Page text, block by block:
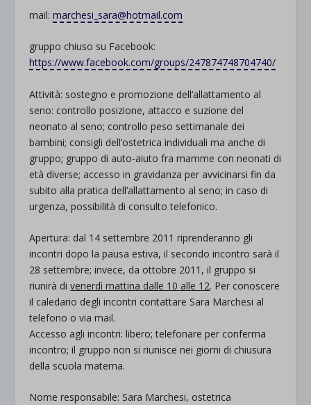
mail:marchesi_sara@hotmail.com
gruppo chiuso su Facebook:
https://www.facebook.com/groups/247874748704740/
Attività: sostegno e promozione dell’allattamento al
seno: controllo posizione, attacco e suzione del
neonato al seno; controllo peso settimanale dei
bambini; consigli dell’ostetrica individuali ma anche di
gruppo; gruppo di auto-aiuto fra mamme con neonati di
età diverse; accesso in gravidanza per avvicinarsi fin da
subito alla pratica dell’allattamento al seno; in caso di
urgenza, possibilità di consulto telefonico.
Apertura: dal 14 settembre 2011 riprenderanno gli
incontri dopo la pausa estiva, il secondo incontro sarà il
28 settembre; invece, da ottobre 2011, il gruppo si
riunirà divenerdì mattina dalle 10 alle 12. Per conoscere
il caledario degli incontri contattare Sara Marchesi al
telefono o via mail.
Accesso agli incontri: libero; telefonare per conferma
incontro; il gruppo non si riunisce nei giorni di chiusura
della scuola materna.
Nome responsabile: Sara Marchesi, ostetrica